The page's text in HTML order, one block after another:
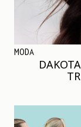
MODA